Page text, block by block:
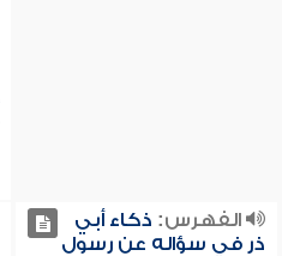
الفهرس: ذكاء أبي
ذر في سؤاله عن رسول